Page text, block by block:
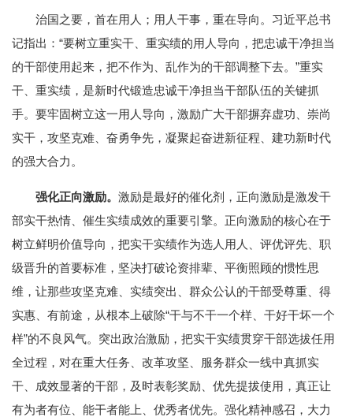
治国之要，首在用人；用人干事，重在导向。习近平总书
记指出：“要树立重实干、重实绩的用人导向，把忠诚干净担当
的干部使用起来，把不作为、乱作为的干部调整下去。”重实
干、重实绩，是新时代锻造忠诚干净担当干部队伍的关键抓
手。要牢固树立这一用人导向，激励广大干部摒弃虚功、崇尚
实干，攻坚克难、奋勇争先，凝聚起奋进新征程、建功新时代
的强大合力。
强化正向激励。 激励是最好的催化剂，正向激励是激发干
部实干热情、催生实绩成效的重要引擎。正向激励的核心在于
树立鲜明价值导向，把实干实绩作为选人用人、评优评先、职
级晋升的首要标准，坚决打破论资排辈、平衡照顾的惯性思
维，让那些攻坚克难、实绩突出、群众公认的干部受尊重、得
实惠、有前途，从根本上破除“干与不干一个样、干好干坏一个
样”的不良风气。突出政治激励，把实干实绩贯穿干部选拔任用
全过程，对在重大任务、改革攻坚、服务群众一线中真抓实
干、成效显著的干部，及时表彰奖励、优先提拔使用，真正让
有为者有位、能干者能上、优秀者优先。强化精神感召，大力